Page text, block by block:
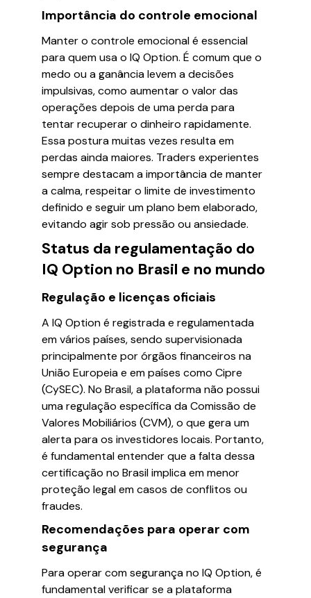
Importância do controle emocional
Manter o controle emocional é essencial
para quem usa o IQ Option. É comum que o
medo ou a ganância levem a decisões
impulsivas, como aumentar o valor das
operações depois de uma perda para
tentar recuperar o dinheiro rapidamente.
Essa postura muitas vezes resulta em
perdas ainda maiores. Traders experientes
sempre destacam a importância de manter
a calma, respeitar o limite de investimento
definido e seguir um plano bem elaborado,
evitando agir sob pressão ou ansiedade.
Status da regulamentação do
IQ Option no Brasil e no mundo
Regulação e licenças oficiais
A IQ Option é registrada e regulamentada
em vários países, sendo supervisionada
principalmente por órgãos financeiros na
União Europeia e em países como Cipre
(CySEC). No Brasil, a plataforma não possui
uma regulação específica da Comissão de
Valores Mobiliários (CVM), o que gera um
alerta para os investidores locais. Portanto,
é fundamental entender que a falta dessa
certificação no Brasil implica em menor
proteção legal em casos de conflitos ou
fraudes.
Recomendações para operar com
segurança
Para operar com segurança no IQ Option, é
fundamental verificar se a plataforma